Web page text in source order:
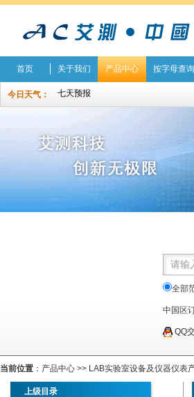
首页 关于我们 产品中心 按字母查询
今日天气：
全部
中国区
QQ
当前位置 ： 产品中心 >> LAB实验室设备及仪器仪表
上级目录